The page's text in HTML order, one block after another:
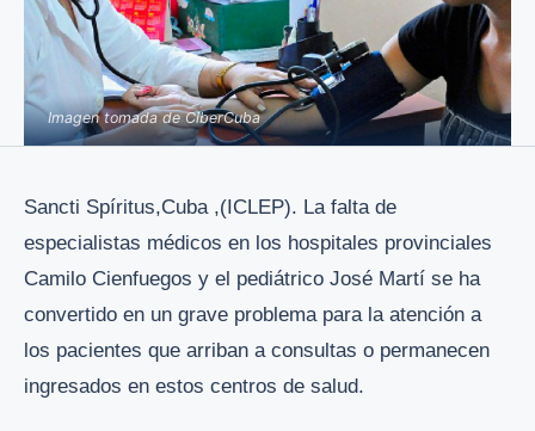
Imagen tomada de CiberCuba
Sancti Spíritus,Cuba ,(ICLEP). La falta de
especialistas médicos en los hospitales provinciales
Camilo Cienfuegos y el pediátrico José Martí se ha
convertido en un grave problema para la atención a
los pacientes que arriban a consultas o permanecen
ingresados en estos centros de salud.